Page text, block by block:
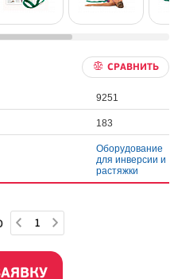
СРАВНИТЬ
9251
183
Оборудование
для инверсии и
растяжки